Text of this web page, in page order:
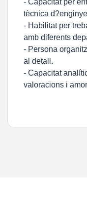
- Capacitat per
tècnica
- Habilitat per
amb diferents
- Persona
al detall.
- Capacitat
valoracions i